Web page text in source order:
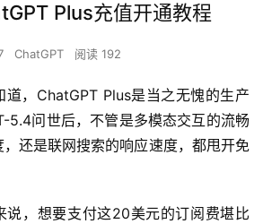
Plus充值开通教程
ChatGPT 阅读 192
道，ChatGPT Plus是当之无愧的生产
5.4问世后，不管是多模态交互的流畅
还是联网搜索的响应速度，都甩开免
说，想要支付这20美元的订阅费堪比